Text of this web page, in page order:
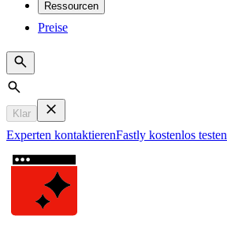
Ressourcen
Preise
Search
Klar
Experten kontaktierenFastly kostenlos testen